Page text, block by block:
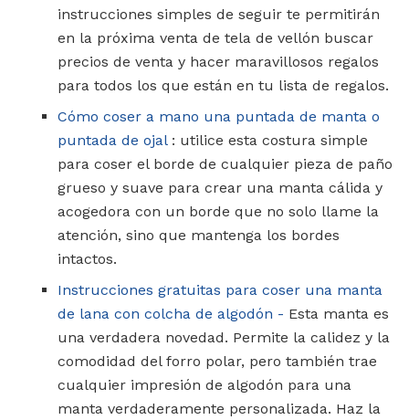
instrucciones simples de seguir te permitirán
en la próxima venta de tela de vellón buscar
precios de venta y hacer maravillosos regalos
para todos los que están en tu lista de regalos.
Cómo coser a mano una puntada de manta o
puntada de ojal: utilice esta costura simple
para coser el borde de cualquier pieza de paño
grueso y suave para crear una manta cálida y
acogedora con un borde que no solo llame la
atención, sino que mantenga los bordes
intactos.
Instrucciones gratuitas para coser una manta
de lana con colcha de algodón - Esta manta es
una verdadera novedad. Permite la calidez y la
comodidad del forro polar, pero también trae
cualquier impresión de algodón para una
manta verdaderamente personalizada. Haz la